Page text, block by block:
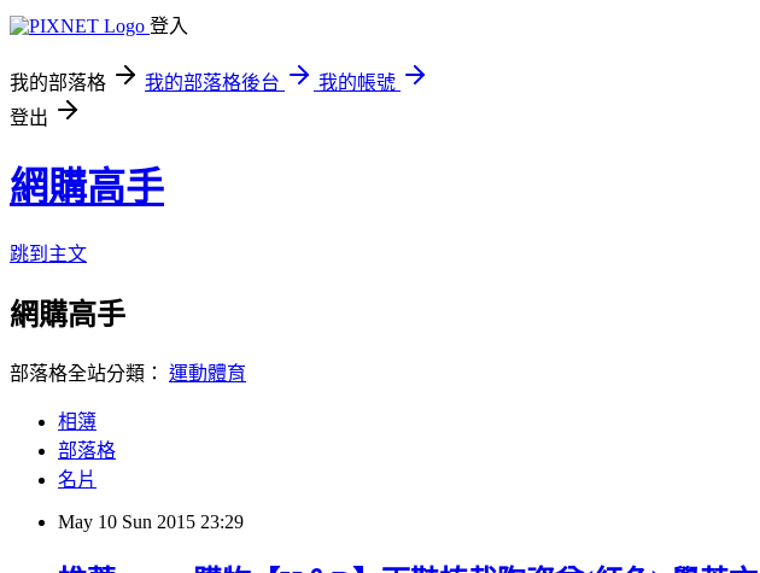
登入
我的部落格 我的部落格後台
我的帳號
登出
網購高手
跳到主文
網購高手
部落格全站分類： 運動體育
相簿
部落格
名片
May 10 Sun 2015 23:29